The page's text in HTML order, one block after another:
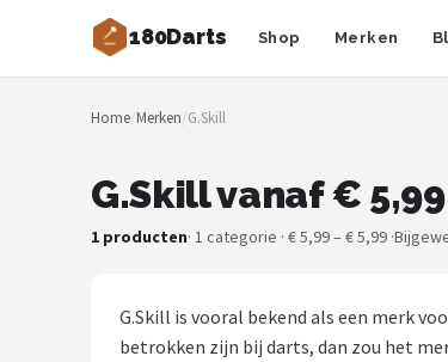
180Darts Shop Merken
Zoeken
NAVIGATIE
Merken
Dartspelers
Home/Merken/G.Skill
G.Skill vanaf € 5,99
1 producten· 1 categorie · € 5,99 – € 5,99 ·
G.Skill is vooral bekend als een merk
betrokken zijn bij darts, dan zou het